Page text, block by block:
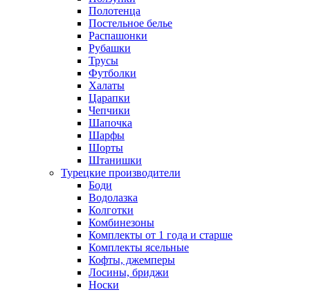
Полотенца
Постельное белье
Распашонки
Рубашки
Трусы
Футболки
Халаты
Царапки
Чепчики
Шапочка
Шарфы
Шорты
Штанишки
Турецкие производители
Боди
Водолазка
Колготки
Комбинезоны
Комплекты от 1 года и старше
Комплекты ясельные
Кофты, джемперы
Лосины, бриджи
Носки